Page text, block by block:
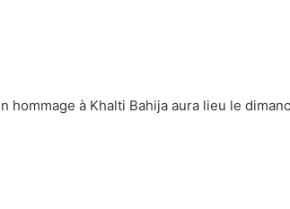
à Khalti Bahija aura lieu le